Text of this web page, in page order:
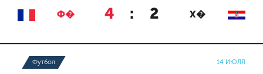
Ф� 4 : 2 Х�
Футбол 14 ИЮЛЯ